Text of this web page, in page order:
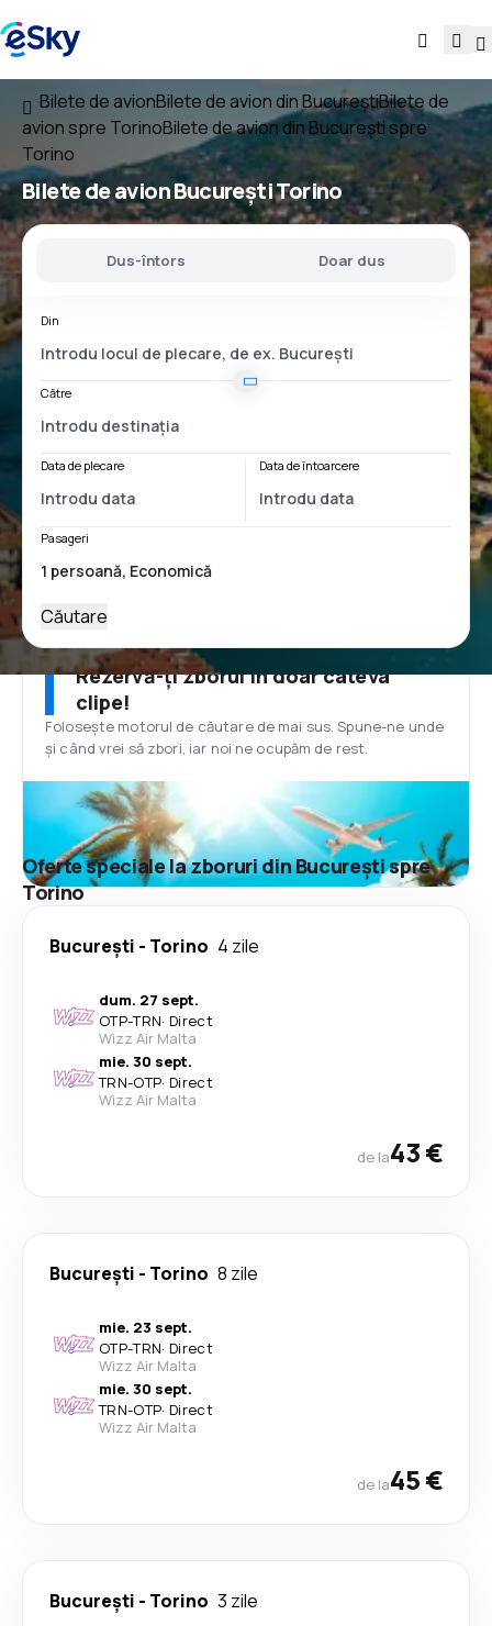
Bilete de avionBilete de avion din BucureștiBilete de
avion spre TorinoBilete de avion din București spre
Torino
Bilete de avionBucurești Torino
Dus-întors Doar dus
Din
Către
Data de plecare Data de întoarcere
Pasageri
Căutare
Rezervă-ți zborul în doar câteva
clipe!
Folosește motorul de căutare de mai sus. Spune-ne unde
și când vrei să zbori, iar noi ne ocupăm de rest.
Oferte speciale la zboruri din București spre
Torino
București - Torino 4 zile
dum. 27 sept.
OTP-TRN· Direct
Wizz Air Malta
mie. 30 sept.
TRN-OTP· Direct
Wizz Air Malta
de la43 €
București - Torino 8 zile
mie. 23 sept.
OTP-TRN· Direct
Wizz Air Malta
mie. 30 sept.
TRN-OTP· Direct
Wizz Air Malta
de la45 €
București - Torino 3 zile